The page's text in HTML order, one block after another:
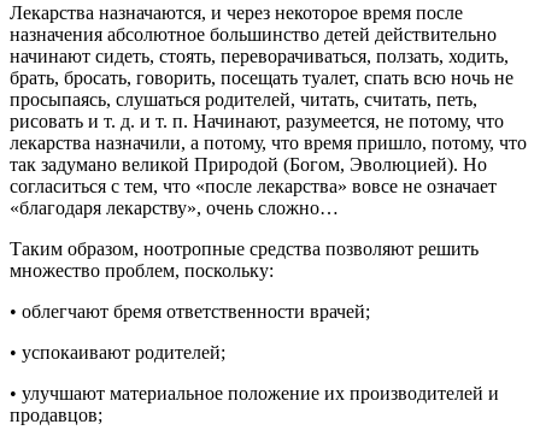
Лекарства назначаются, и через некоторое время после
назначения абсолютное большинство детей действительно
начинают сидеть, стоять, переворачиваться, ползать, ходить,
брать, бросать, говорить, посещать туалет, спать всю ночь не
просыпаясь, слушаться родителей, читать, считать, петь,
рисовать и т. д. и т. п. Начинают, разумеется, не потому, что
лекарства назначили, а потому, что время пришло, потому, что
так задумано великой Природой (Богом, Эволюцией). Но
согласиться с тем, что «после лекарства» вовсе не означает
«благодаря лекарству», очень сложно…
Таким образом, ноотропные средства позволяют решить
множество проблем, поскольку:
• облегчают бремя ответственности врачей;
• успокаивают родителей;
• улучшают материальное положение их производителей и
продавцов;